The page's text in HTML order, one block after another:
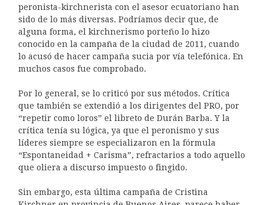
peronista-kirchnerista con el asesor ecuatoriano han
sido de lo más diversas. Podríamos decir que, de
alguna forma, el kirchnerismo porteño lo hizo
conocido en la campaña de la ciudad de 2011, cuando
lo acusó de hacer campaña sucia por vía telefónica. En
muchos casos fue comprobado.
Por lo general, se lo criticó por sus métodos. Crítica
que también se extendió a los dirigentes del PRO, por
“repetir como loros” el libreto de Durán Barba. Y la
crítica tenía su lógica, ya que el peronismo y sus
líderes siempre se especializaron en la fórmula
“Espontaneidad + Carisma”, refractarios a todo aquello
que oliera a discurso impuesto o fingido.
Sin embargo, esta última campaña de Cristina